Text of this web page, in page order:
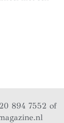
894 7552 of